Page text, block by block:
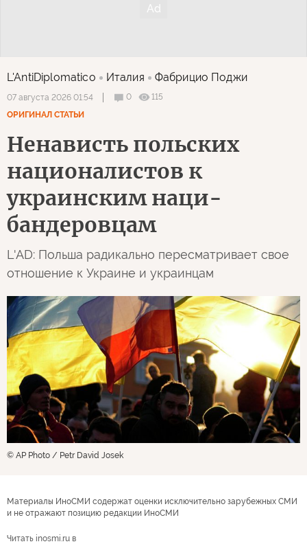
L'AntiDiplomatico Италия Фабрицио Поджи
07 августа 2026 01:54 0
115
ОРИГИНАЛ СТАТЬИ
Ненависть польских
националистов к
украинским наци-
бандеровцам
L'AD: Польша радикально пересматривает свое
отношение к Украине и украинцам
© AP Photo / Petr David Josek
Материалы ИноСМИ содержат оценки исключительно зарубежных СМИ
и не отражают позицию редакции ИноСМИ
Читать inosmi.ru в